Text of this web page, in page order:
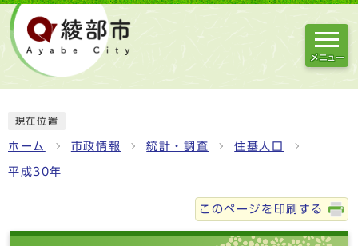
メニュー
現在位置
ホーム 市政情報 統計・調査 住基人口
平成30年
このページを印刷する